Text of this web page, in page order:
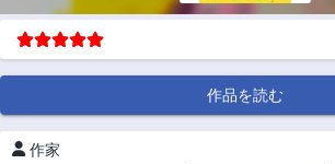
作品を読む
作家